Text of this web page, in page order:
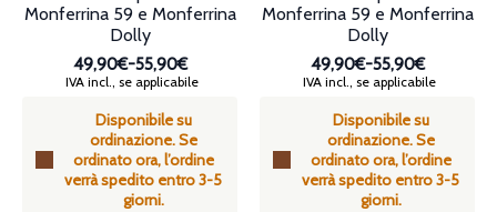
Disponibile su
ordinazione. Se
ordinato ora, l’ordine
verrà spedito entro 3-5
giorni.
Monferrina 59 e Monferrina
Dolly
49,90€-55,90€
Fascia
prezzo:
da
49,90€
a
55,90€
IVA incl., se applicabile
Disponibile su
ordinazione. Se
ordinato ora, l’ordine
verrà spedito entro 3-5
giorni.
Monferrina 59 e Monferrina
Dolly
49,90€-55,90€
Fascia
prezzo:
da
49,90€
a
55,90€
IVA incl., se applicabile